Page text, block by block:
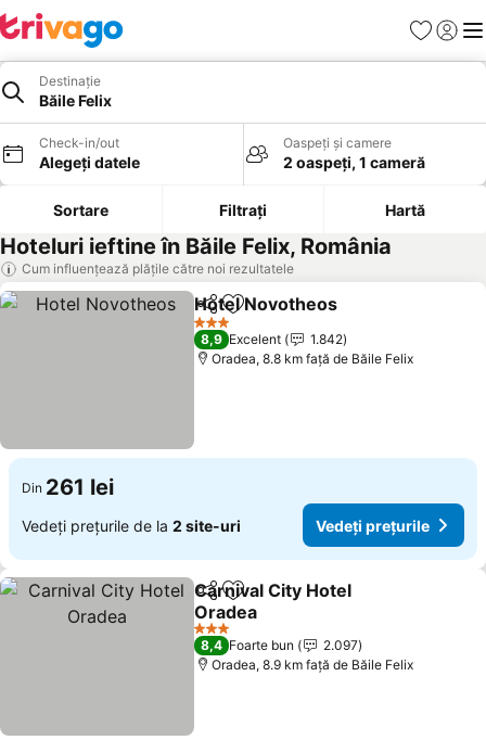
Favorite
Destinație
Băile Felix
Check-in/out
Alegeți datele
Oaspeți și camere
2 oaspeți, 1 cameră
Sortare Filtrați Hartă
Hoteluri ieftine în Băile Felix, România
Cum influențează plățile către noi rezultatele
DistribuițiAdăugaţi la favorite
Hotel Novotheos
3 Stele
8,9 Excelent
1.842
Oradea, 8.8 km faţă de Băile Felix
Din 261 lei
Vedeți prețurile de la 2 site-uri Vedeți prețurile
DistribuițiAdăugaţi la favorite
Carnival City Hotel
Oradea
3 Stele
8,4 Foarte bun
2.097
Oradea, 8.9 km faţă de Băile Felix